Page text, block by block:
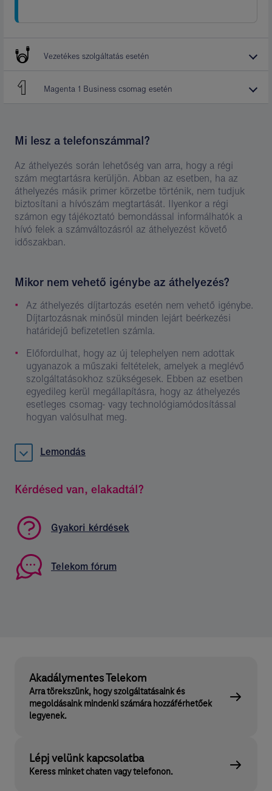
Vezetékes szolgáltatás esetén
Magenta 1 Business csomag esetén
Mi lesz a telefonszámmal?
Az áthelyezés során lehetőség van arra, hogy a régi
szám megtartásra kerüljön. Abban az esetben, ha az
áthelyezés másik primer körzetbe történik, nem tudjuk
biztosítani a hívószám megtartását. Ilyenkor a régi
számon egy tájékoztató bemondással informálhatók a
hívó felek a számváltozásról az áthelyezést követő
időszakban.
Mikor nem vehető igénybe az áthelyezés?
Az áthelyezés díjtartozás esetén nem vehető igénybe.
Díjtartozásnak minősül minden lejárt beérkezési
határidejű befizetetlen számla.
Előfordulhat, hogy az új telephelyen nem adottak
ugyanazok a műszaki feltételek, amelyek a meglévő
szolgáltatásokhoz szükségesek. Ebben az esetben
egyedileg kerül megállapításra, hogy az áthelyezés
esetleges csomag- vagy technológiamódosítással
hogyan valósulhat meg.
Lemondás
Kérdésed van, elakadtál?
Gyakori kérdések
Telekom fórum
Akadálymentes Telekom
Arra törekszünk, hogy szolgáltatásaink és
megoldásaink mindenki számára hozzáférhetőek
legyenek.
Lépj velünk kapcsolatba
Keress minket chaten vagy telefonon.